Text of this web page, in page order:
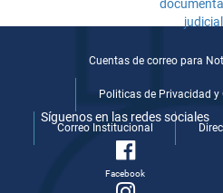
Cuentas de correo para
Politicas de Privacidad y
Correo Institucional
Síguenos en las redes sociales
Facebook